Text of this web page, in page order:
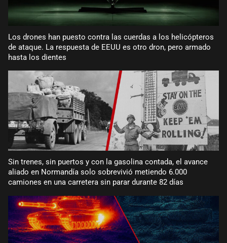
Los drones han puesto contra las cuerdas a los helicópteros
de ataque. La respuesta de EEUU es otro dron, pero armado
hasta los dientes
Sin trenes, sin puertos y con la gasolina contada, el avance
aliado en Normandía solo sobrevivió metiendo 6.000
camiones en una carretera sin parar durante 82 días